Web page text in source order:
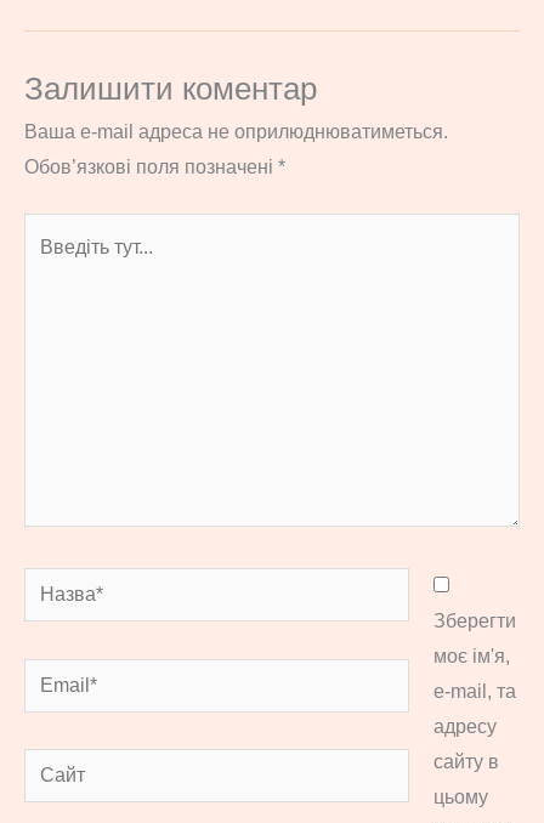
Залишити коментар
Ваша e-mail адреса не оприлюднюватиметься.
Обов’язкові поля позначені *
Назва*
Email*
Сайт
Зберегти
моє ім'я,
e-mail, та
адресу
сайту в
цьому